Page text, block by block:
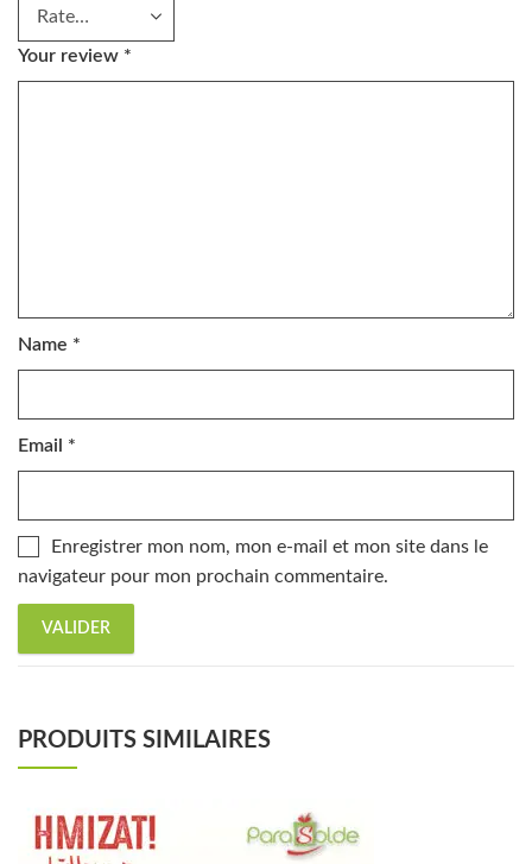
Your review *
Name *
Email *
Enregistrer mon nom, mon e-mail et mon site dans le
navigateur pour mon prochain commentaire.
PRODUITS SIMILAIRES